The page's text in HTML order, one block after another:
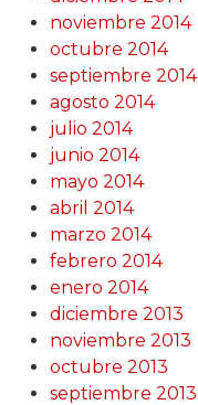
noviembre 2014
octubre 2014
septiembre 2014
agosto 2014
julio 2014
junio 2014
mayo 2014
abril 2014
marzo 2014
febrero 2014
enero 2014
diciembre 2013
noviembre 2013
octubre 2013
septiembre 2013